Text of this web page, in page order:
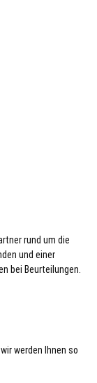
rund um die
und einer
bei Beurteilungen.
werden Ihnen so